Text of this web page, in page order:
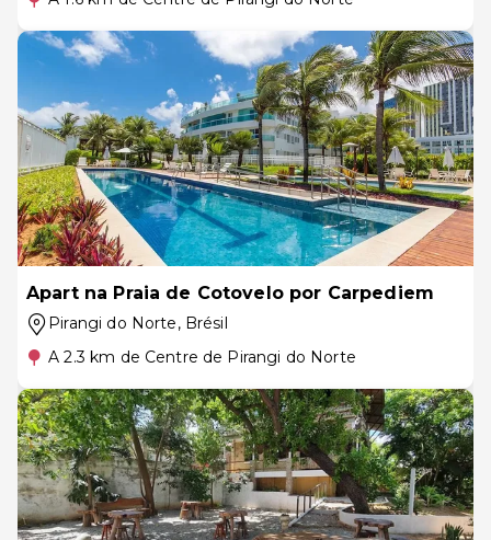
Apart na Praia de Cotovelo por Carpediem
Pirangi do Norte, Brésil
A 2.3 km de Centre de Pirangi do Norte